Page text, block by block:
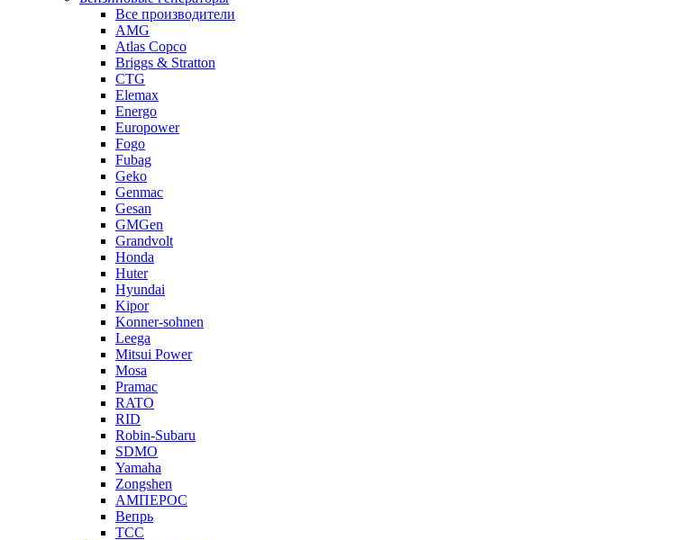
Все производители
AMG
Atlas Copco
Briggs & Stratton
CTG
Elemax
Energo
Europower
Fogo
Fubag
Geko
Genmac
Gesan
GMGen
Grandvolt
Honda
Huter
Hyundai
Kipor
Konner-sohnen
Leega
Mitsui Power
Mosa
Pramac
RATO
RID
Robin-Subaru
SDMO
Yamaha
Zongshen
АМПЕРОС
Вепрь
ТСС